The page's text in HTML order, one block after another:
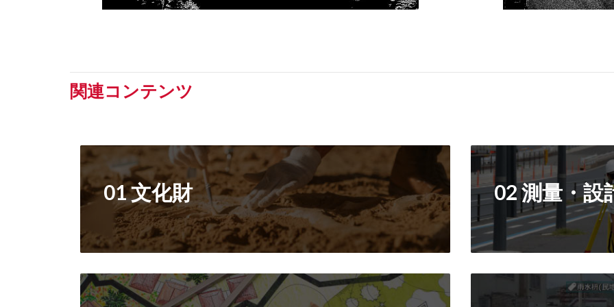
関連コンテンツ
01 文化財 02 測量・設